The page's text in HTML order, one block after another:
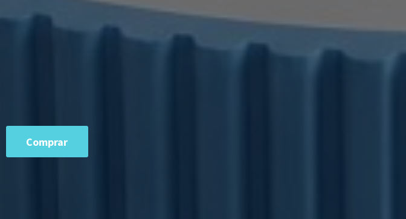
Comprar